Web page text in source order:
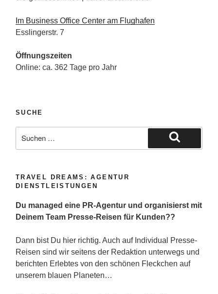
Im Business Office Center am Flughafen
Esslingerstr. 7
Öffnungszeiten
Online: ca. 362 Tage pro Jahr
SUCHE
nach:
Suchen
TRAVEL DREAMS: AGENTUR
DIENSTLEISTUNGEN
Du managed eine PR-Agentur und organisierst mit
Deinem Team Presse-Reisen für Kunden??
Dann bist Du hier richtig. Auch auf Individual Presse-
Reisen sind wir seitens der Redaktion unterwegs und
berichten Erlebtes von den schönen Fleckchen auf
unserem blauen Planeten…